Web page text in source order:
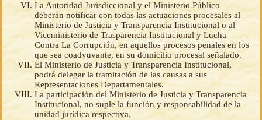
La Autoridad Jurisdiccional y el Ministerio Público
deberán notificar con todas las actuaciones procesales al
Ministerio de Justicia y Transparencia Institucional o al
Viceministerio de Trasparencia Institucional y Lucha
Contra La Corrupción, en aquellos procesos penales en los
que sea coadyuvante, en su domicilio procesal señalado.
El Ministerio de Justicia y Transparencia Institucional,
podrá delegar la tramitación de las causas a sus
Representaciones Departamentales.
La participación del Ministerio de Justicia y Transparencia
Institucional, no suple la función y responsabilidad de la
unidad jurídica respectiva.